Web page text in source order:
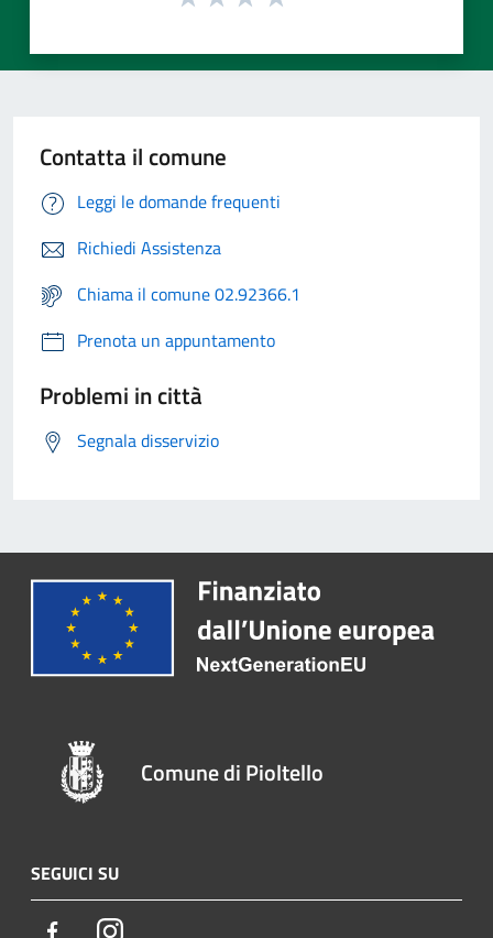
Contatta il comune
Leggi le domande frequenti
Richiedi Assistenza
Chiama il comune 02.92366.1
Prenota un appuntamento
Problemi in città
Segnala disservizio
Comune di Pioltello
SEGUICI SU
FacebookInstagram